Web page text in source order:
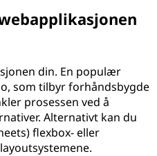
din. En populær
som tilbyr forhåndsbygde
prosessen ved å
Alternativt kan du
flexbox- eller